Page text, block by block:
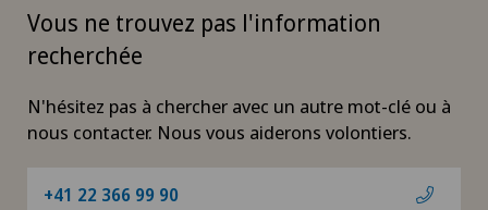
Vous ne trouvez pas l'information
recherchée
N'hésitez pas à chercher avec un autre mot-clé ou à
nous contacter. Nous vous aiderons volontiers.
+41 22 366 99 90